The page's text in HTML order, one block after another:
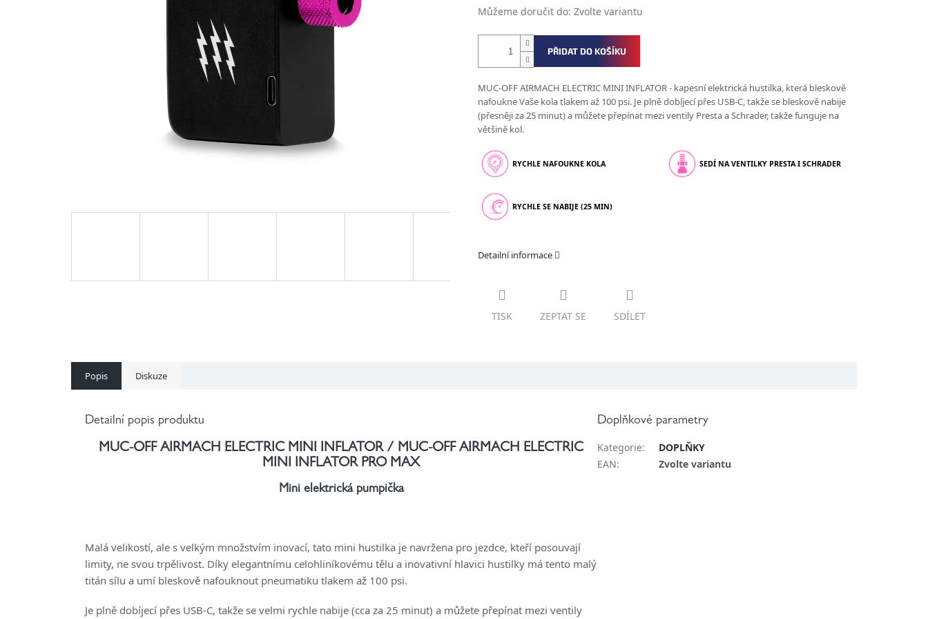
Můžeme doručit do: Zvolte variantu
PŘIDAT DO KOŠÍKU
MUC-OFF AIRMACH ELECTRIC MINI INFLATOR - kapesní elektrická hustilka, která bleskově
nafoukne Vaše kola tlakem až 100 psi. Je plně dobíjecí přes USB-C, takže se bleskově nabije
(přesněji za 25 minut) a můžete přepínat mezi ventily Presta a Schrader, takže funguje na
většině kol.
RYCHLE NAFOUKNE KOLA SEDÍ NA VENTILKY PRESTA I SCHRADER
RYCHLE SE NABIJE (25 MIN)
Detailní informace
TISK ZEPTAT SE SDÍLET
Popis Diskuze
Detailní popis produktu
MUC-OFF AIRMACH ELECTRIC MINI INFLATOR / MUC-OFF AIRMACH ELECTRIC
MINI INFLATOR PRO MAX
Mini elektrická pumpička
Malá velikostí, ale s velkým množstvím inovací, tato mini hustilka je navržena pro jezdce, kteří posouvají
limity, ne svou trpělivost. Díky elegantnímu celohliníkovému tělu a inovativní hlavici hustilky má tento malý
titán sílu a umí bleskově nafouknout pneumatiku tlakem až 100 psi.
Je plně dobíjecí přes USB-C, takže se velmi rychle nabije (cca za 25 minut) a můžete přepínat mezi ventily
Doplňkové parametry
Kategorie:
DOPLŇKY
EAN: Zvolte variantu